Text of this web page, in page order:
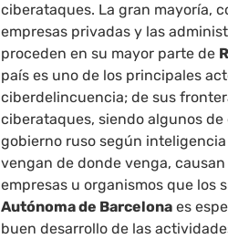
ciberataques. La gran mayoría,
empresas privadas y las
proceden en su mayor parte de
país es uno de los principales
ciberdelincuencia; de sus
ciberataques, siendo algunos
gobierno ruso según
vengan de donde venga,
empresas u organismos que los
Autónoma de Barcelona es
buen desarrollo de las